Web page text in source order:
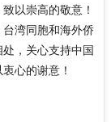
以崇高的敬意！
湾同胞和海外侨
，关心支持中国
心的谢意！